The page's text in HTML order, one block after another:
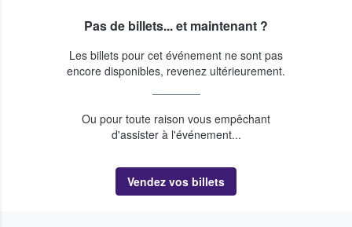
Pas de billets... et maintenant ?
Les billets pour cet événement ne sont pas
encore disponibles, revenez ultérieurement.
Ou pour toute raison vous empêchant
d'assister à l'événement...
Vendez vos billets